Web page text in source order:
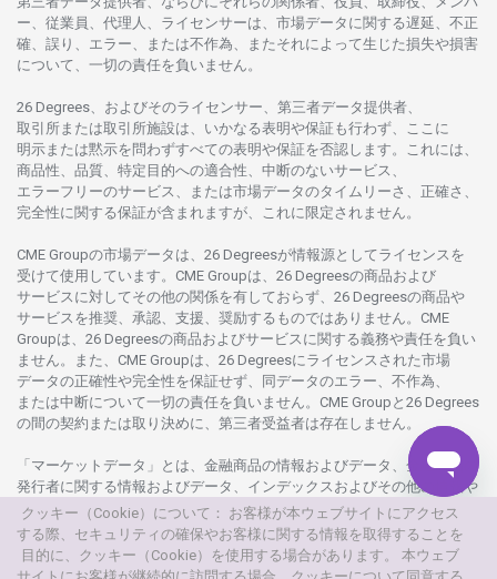
ー、従業員、代理人、ライセンサーは、 市場データに関する遅延、不正
確、誤り、エラー、
または不作為、 またそれによって生じた損失や損害
について、 一切の責任を負いません。
26 Degrees、 およびそのライセンサー、 第三者データ提供者、
取引所または取引所施設は、いかなる表明や保証も行わず、 ここに
明示または黙示を 問わずすべての表明や保証を否認し ます。 これには、
商品性、品質、 特定目的への適合性、 中断のないサービス、
エラーフリーのサービス、 または市場データのタイムリーさ、正確さ、
完全性に関する保証が含まれますが、これに限定さ れません。
CME Groupの市場データは、26 Degreesが情報源としてライセンスを
受けて使用しています。 CME Groupは、26 Degreesの商品および
サービスに対してその他の関係を有しておらず、26 Degreesの商品や
サービスを推奨、承認、支援、 奨励するものではありません。 CME
Groupは、26 Degreesの商品およびサービスに関する義務や責任を負い
ません。また、CME Groupは、26 Degreesにライセンスさ れた市場
データの正確性や完全性を保証せず、 同 データのエラー、不作為、
または中断について一切の責任を負いません。 CME Groupと26 Degrees
の間の契約または取り 決めに、 第三者受益者は存在し ません。
「マーケットデータ」とは、 金融商品の情報およびデータ、 金融商品の
発行者に関する情報およびデータ、 インデックスおよびその他の
情報や
データを指し、26 Degreesまたは26 Degreesグループ会社が提供する
製品や サービスの 一部として、更新頻度を問わ ず提供さ れるものを
意味します。
クッキー（Cookie）について： お客様が本ウェブサイトにアクセス
する際、セキュリティの確保やお客様に関する情報を取得することを
目的に、クッキー（Cookie）を使用する場合があります。 本ウェブ